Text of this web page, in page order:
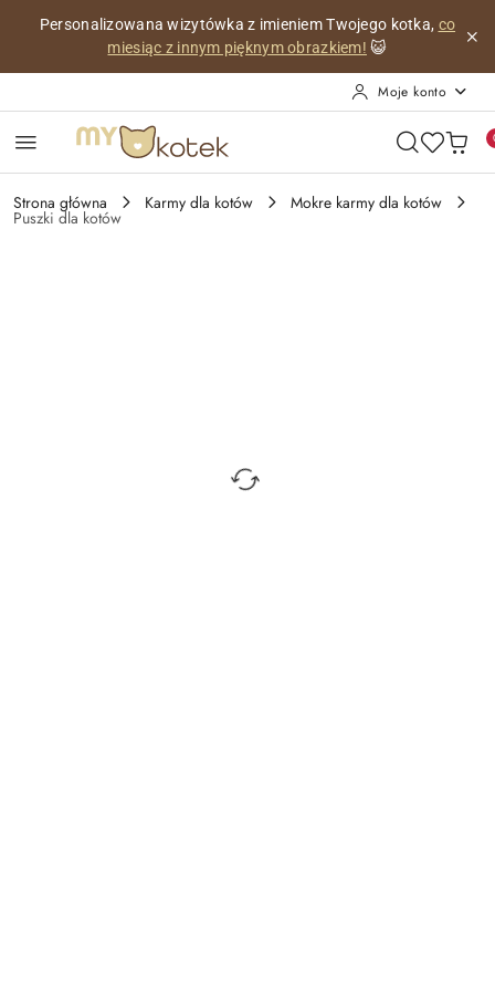
Przejdź do treści głównej
Przejdź do wyszukiwarki
Przejdź do moje konto
Przejdź do menu głównego
Przejdź do opisu produktu
Przejdź do stopki
Personalizowana wizytówka z imieniem Twojego kotka, co
miesiąc z innym pięknym obrazkiem! 😺
Moje konto
Strona główna Karmy dla kotów Mokre karmy dla kotów
Puszki dla kotów